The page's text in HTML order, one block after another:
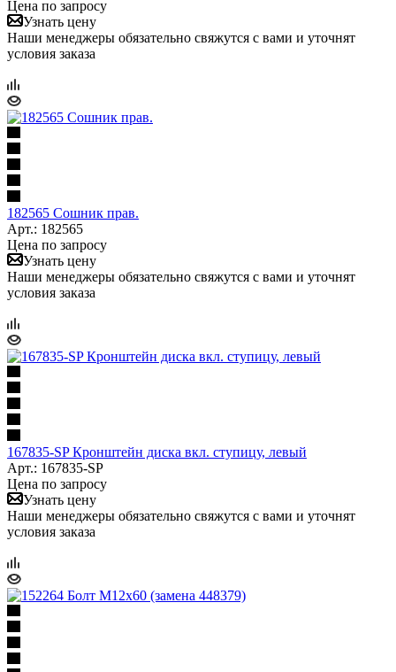
Цена по запросу
Узнать цену
Наши менеджеры обязательно свяжутся с вами и уточнят
условия заказа
182565 Сошник прав.
Арт.: 182565
Цена по запросу
Узнать цену
Наши менеджеры обязательно свяжутся с вами и уточнят
условия заказа
167835-SP Кронштейн диска вкл. ступицу, левый
Арт.: 167835-SP
Цена по запросу
Узнать цену
Наши менеджеры обязательно свяжутся с вами и уточнят
условия заказа